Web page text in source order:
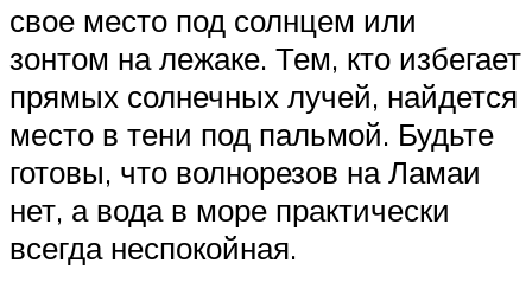
свое место под солнцем или
зонтом на лежаке. Тем, кто избегает
прямых солнечных лучей, найдется
место в тени под пальмой. Будьте
готовы, что волнорезов на Ламаи
нет, а вода в море практически
всегда неспокойная.